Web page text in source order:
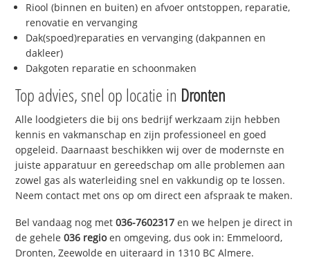
Riool (binnen en buiten) en afvoer ontstoppen, reparatie,
renovatie en vervanging
Dak(spoed)reparaties en vervanging (dakpannen en
dakleer)
Dakgoten reparatie en schoonmaken
Top advies, snel op locatie in Dronten
Alle loodgieters die bij ons bedrijf werkzaam zijn hebben
kennis en vakmanschap en zijn professioneel en goed
opgeleid. Daarnaast beschikken wij over de modernste en
juiste apparatuur en gereedschap om alle problemen aan
zowel gas als waterleiding snel en vakkundig op te lossen.
Neem contact met ons op om direct een afspraak te maken.
Bel vandaag nog met036-7602317 en we helpen je direct in
de gehele036 regioen omgeving, dus ook in: Emmeloord,
Dronten, Zeewolde en uiteraard in 1310 BC Almere.